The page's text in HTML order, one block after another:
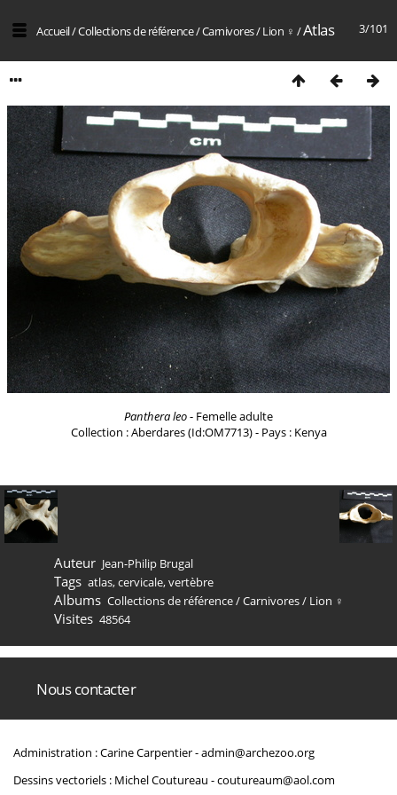
3/101
Accueil/Collections de référence/Carnivores/Lion ♀ /Atlas
Panthera leo- Femelle adulte
Collection : Aberdares (Id:OM7713) - Pays : Kenya
Auteur Jean-Philip Brugal
Tags atlas,cervicale,vertèbre
Albums Collections de référence/Carnivores/ Lion ♀
Visites 48564
Nous contacter
Administration : Carine Carpentier -admin@archezoo.org
Dessins vectoriels : Michel Coutureau -coutureaum@aol.com